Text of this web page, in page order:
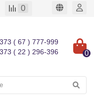
0
( 67 ) 777-999
( 22 ) 296-396
0